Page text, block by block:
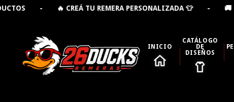
TU REMERA PERSONALIZADA 👕 - 🚚 ENVÍO
INICIO
CATÁLOGO
DE
DISEÑOS